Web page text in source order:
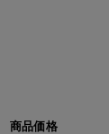
商品価格